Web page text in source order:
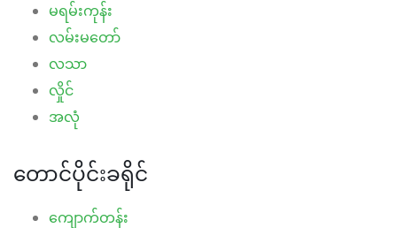
မရမ်းကုန်း
လမ်းမတော်
လသာ
လှိုင်
အလုံ
တောင်ပိုင်းခရိုင်
ကျောက်တန်း